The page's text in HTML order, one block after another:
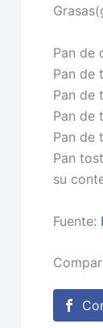
Pan
Pan
Pan
Pan de
Pan de
Pan
su
Fuente: